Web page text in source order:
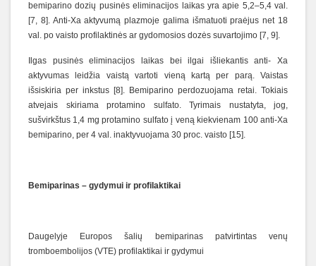
bemiparino dozių pusinės eliminacijos laikas yra apie 5,2–5,4 val.
[7, 8]. Anti-Xa aktyvumą plazmoje galima išmatuoti praėjus net 18
val. po vaisto profilaktinės ar gydomosios dozės suvartojimo [7, 9].
Ilgas pusinės eliminacijos laikas bei ilgai išliekantis anti- Xa
aktyvumas leidžia vaistą vartoti vieną kartą per parą. Vaistas
išsiskiria per inkstus [8]. Bemiparino perdozuojama retai. Tokiais
atvejais skiriama protamino sulfato. Tyrimais nustatyta, jog,
sušvirkštus 1,4 mg protamino sulfato į veną kiekvienam 100 anti-Xa
bemiparino, per 4 val. inaktyvuojama 30 proc. vaisto [15].
Bemiparinas – gydymui ir profilaktikai
Daugelyje Europos šalių bemiparinas patvirtintas venų
tromboembolijos (VTE) profilaktikai ir gydymui